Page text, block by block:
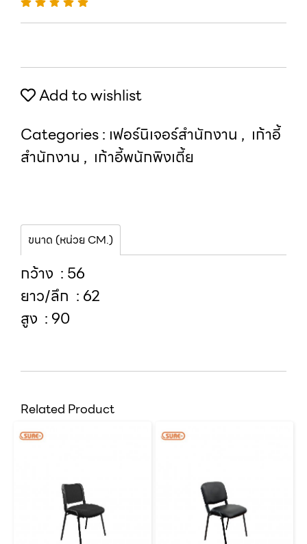
Add to wishlist
Categories : เฟอร์นิเจอร์สำนักงาน , เก้าอี้
สำนักงาน , เก้าอี้พนักพิงเตี้ย
ขนาด (หน่วย CM.)
กว้าง : 56
ยาว/ลึก : 62
สูง : 90
Related Product